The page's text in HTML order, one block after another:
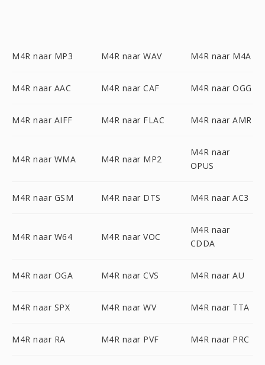
M4R naar MP3 M4R naar WAV M4R naar M4A
M4R naar AAC M4R naar CAF M4R naar OGG
M4R naar AIFF M4R naar FLAC M4R naar AMR
M4R naar WMA M4R naar MP2
M4R naar
OPUS
M4R naar GSM M4R naar DTS M4R naar AC3
M4R naar W64 M4R naar VOC
M4R naar
CDDA
M4R naar OGA M4R naar CVS M4R naar AU
M4R naar SPX M4R naar WV M4R naar TTA
M4R naar RA M4R naar PVF M4R naar PRC